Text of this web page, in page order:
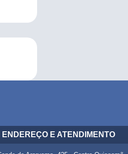
ENDEREÇO E ATENDIMENTO